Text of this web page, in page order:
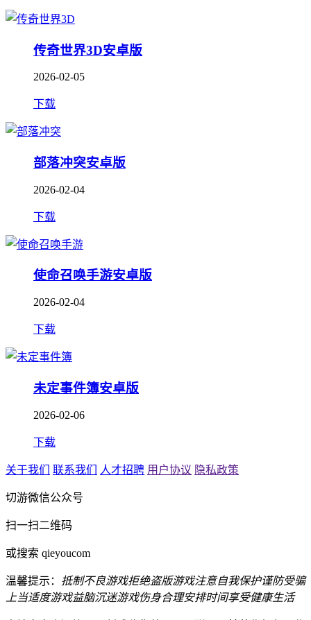
传奇世界3D安卓版
2026-02-05
下载
部落冲突安卓版
2026-02-04
下载
使命召唤手游安卓版
2026-02-04
下载
未定事件簿安卓版
2026-02-06
下载
关于我们 联系我们 人才招聘 用户协议 隐私政策
切游微信公众号
扫一扫二维码
或搜索 qieyoucom
温馨提示： 抵制不良游戏拒绝盗版游戏注意自我保护谨防受骗
上当适度游戏益脑沉迷游戏伤身合理安排时间享受健康生活